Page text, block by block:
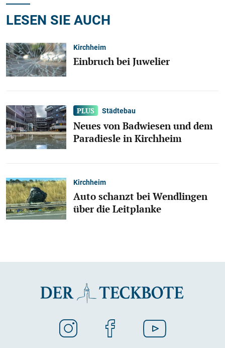
LESEN SIE AUCH
Kirchheim
Einbruch bei Juwelier
Städtebau
Neues von Badwiesen und dem
Paradiesle in Kirchheim
Kirchheim
Auto schanzt bei Wendlingen
über die Leitplanke